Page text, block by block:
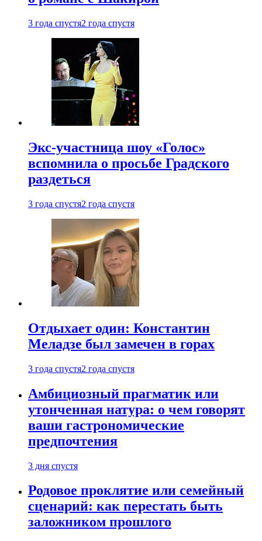
3 года спустя2 года спустя
Экс-участница шоу «Голос»
вспомнила о просьбе Градского
раздеться
3 года спустя2 года спустя
Отдыхает один: Константин
Меладзе был замечен в горах
3 года спустя2 года спустя
Амбициозный прагматик или
утонченная натура: о чем говорят
ваши гастрономические
предпочтения
3 дня спустя
Родовое проклятие или семейный
сценарий: как перестать быть
заложником прошлого